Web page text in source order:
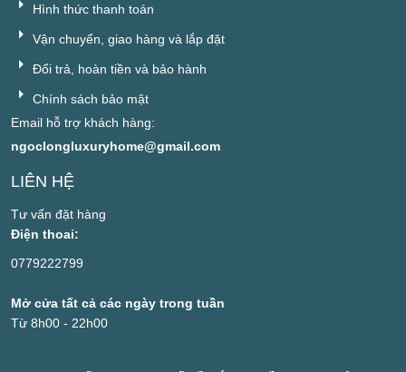
Hình thức thanh toán
Vận chuyển, giao hàng và lắp đặt
Đổi trả, hoàn tiền và bảo hành
Chính sách bảo mật
Email hỗ trợ khách hàng:
ngoclongluxuryhome@gmail.com
LIÊN HỆ
Tư vấn đặt hàng
Điện thoai:
0779222799
Mở cửa tất cả các ngày trong tuần
Từ 8h00 - 22h00